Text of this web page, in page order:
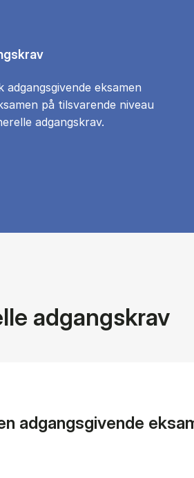
adgangsgivende eksamen
på tilsvarende niveau
adgangskrav.
adgangskrav
adgangsgivende